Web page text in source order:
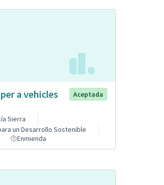
a vehicles
Aceptada
Sierra
un Desarrollo Sostenible
Enmienda